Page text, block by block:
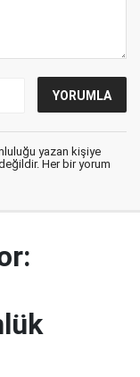
yazan kişiye
Her bir yorum